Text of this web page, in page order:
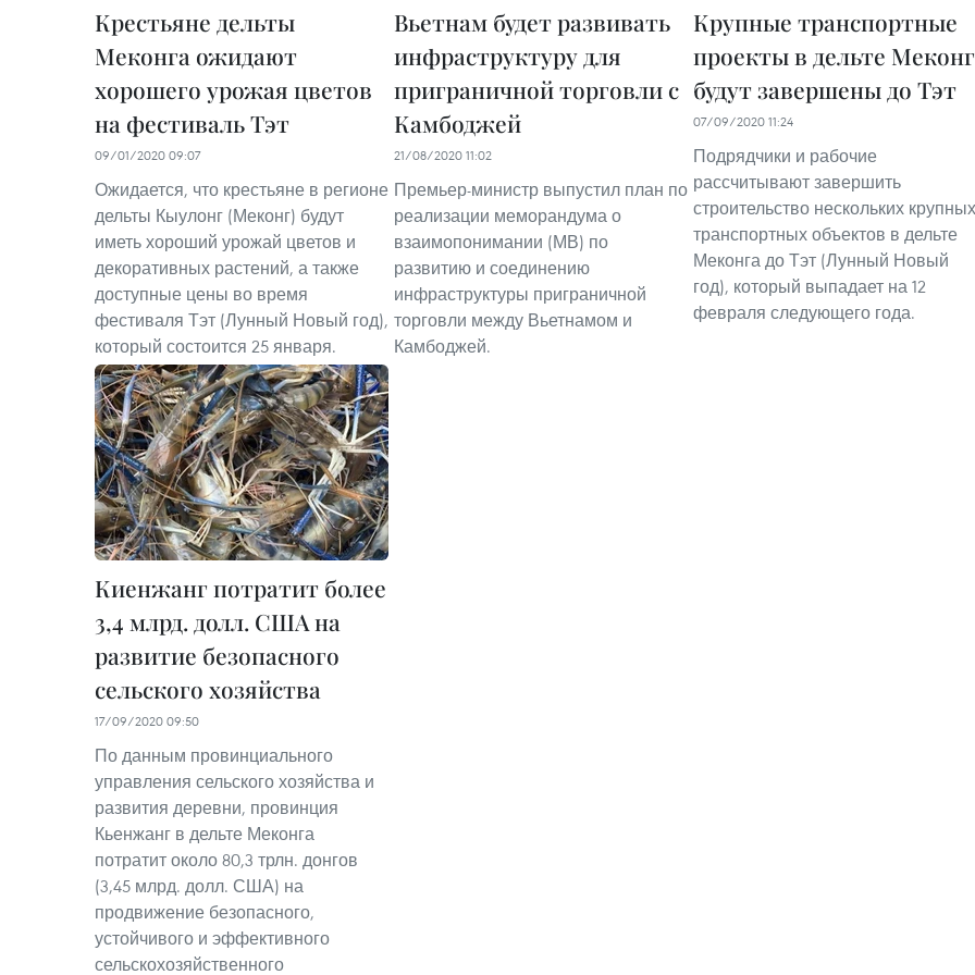
Крестьяне дельты
Меконга ожидают
хорошего урожая цветов
на фестиваль Тэт
09/01/2020 09:07
Ожидается, что крестьяне в регионе
дельты Кыулонг (Меконг) будут
иметь хороший урожай цветов и
декоративных растений, а также
доступные цены во время
фестиваля Тэт (Лунный Новый год),
который состоится 25 января.
Вьетнам будет развивать
инфраструктуру для
приграничной торговли с
Камбоджей
21/08/2020 11:02
Премьер-министр выпустил план по
реализации меморандума о
взаимопонимании (МВ) по
развитию и соединению
инфраструктуры приграничной
торговли между Вьетнамом и
Камбоджей.
Крупные транспортные
проекты в дельте
будут завершены до Тэт
07/09/2020 11:24
Подрядчики и рабочие
рассчитывают завершить
строительство нескольких крупных
транспортных объектов в дельте
Меконга до Тэт (Лунный Новый
год), который выпадает на 12
февраля следующего года.
Киенжанг потратит более
3,4 млрд. долл. США на
развитие безопасного
сельского хозяйства
17/09/2020 09:50
По данным провинциального
управления сельского хозяйства и
развития деревни, провинция
Кьенжанг в дельте Меконга
потратит около 80,3 трлн. донгов
(3,45 млрд. долл. США) на
продвижение безопасного,
устойчивого и эффективного
сельскохозяйственного